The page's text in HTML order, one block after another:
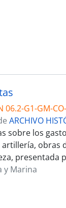
06.2-G1-GM-
ARCHIVO
sobre los
artillería, obras
presentada
y Marina